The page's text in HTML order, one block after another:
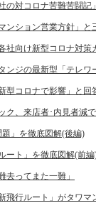
の対コロナ苦難苦闘記
ンション営業方針」
社向け新型コロナ対策
ンジの最新型「テレワ
型コロナで影響」と
ク、来店者･内見者減
」を徹底図解(後編)
ート」を徹底図解(前編
ってまた一難」
飛行ルート」がタワマ